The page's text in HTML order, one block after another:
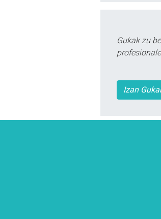
Gukak zu
Izan